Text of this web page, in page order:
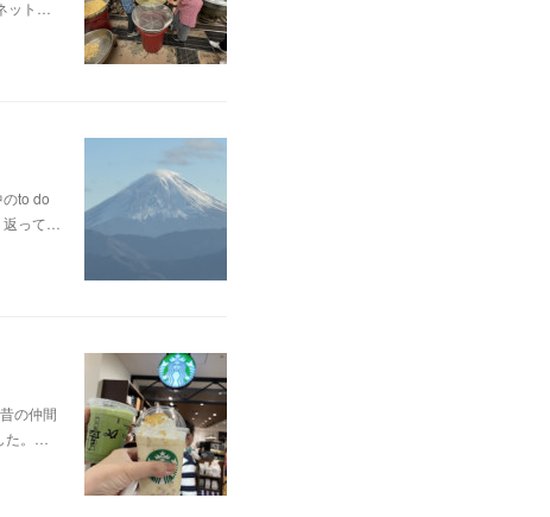
ット…
to do
って…
の仲間
。…